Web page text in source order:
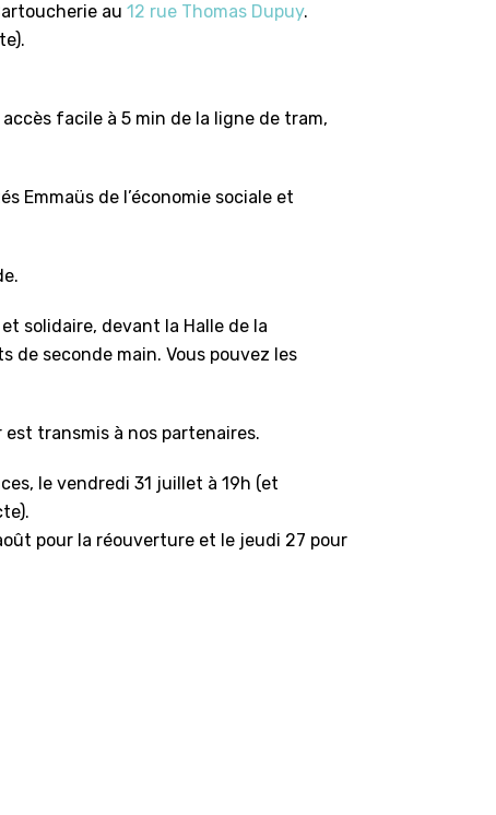
au 12 rue Thomas Dupuy.
facile à 5 min de la ligne de tram,
Emmaüs de l’économie sociale et
solidaire, devant la Halle de la
de seconde main. Vous pouvez les
est transmis à nos partenaires.
le vendredi 31 juillet à 19h (et
pour la réouverture et le jeudi 27 pour